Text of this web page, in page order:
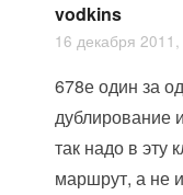
vodkins
16 декабря
678е один за
дублирование
так надо в эту
маршрут, а не